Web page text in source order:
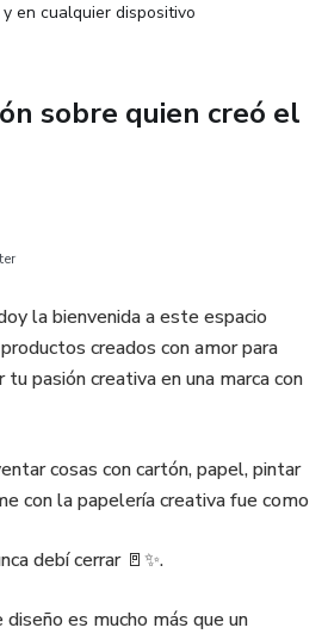
del producto (archivo
reembolsos.
la persona que lo adquirió. Esta
de diseño. Prohibida la
Almacén de Ideas.
en cualquier dispositivo
sobre quien creó el
la bienvenida a este espacio
creados con amor para
pasión creativa en una marca con
cosas con cartón, papel, pintar
con la papelería creativa fue como
debí cerrar 🚪✨.
es mucho más que un